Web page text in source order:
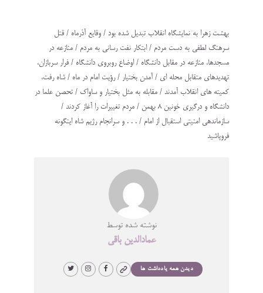
بهشت زهرا به نمايشگاه انقلاب تبديل شده بود / وقايع آذرماه / قتل
سرهنگ لطفي به دست مردم / ابتكار نفت رساني به مردم / منازعه در
مسجدها، منازعه در مقابل دانشگاه / اوضاع روبروي دانشگاه / فرار سربازان،
تهديدهاي متقابل محله اي / آمدن بختيار / رؤيت امام در ماه / شاه رفت،
كميته هاي انقلاب آمدند / مقابله به مثل بختيار و ساواك / تحصن علما در
دانشگاه و درگيري خونين 8 بهمن / مردم تغييرات را آغاز كردند /
سازماندهي امنيتي استقبال از امام / . . . و سرانجام رژيم شاه اينگونه
فروپاشيد
نوشته شده توسط
عمادالدین باقی
دیدن همه یادداشت ها